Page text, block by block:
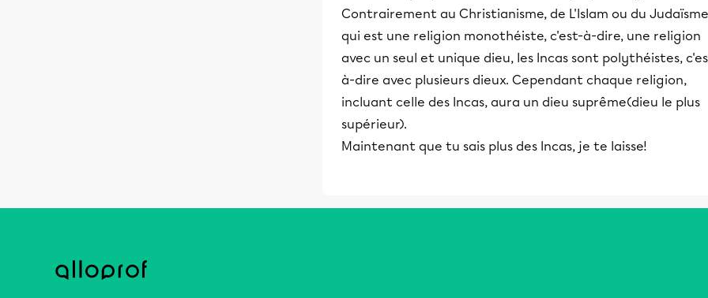
Contrairement au Christianisme, de L'Islam ou du Judaïsme
qui est une religion monothéiste, c'est-à-dire, une religion
avec un seul et unique dieu, les Incas sont polythéistes,
à-dire avec plusieurs dieux. Cependant chaque religion,
incluant celle des Incas, aura un dieu suprême(dieu le plus
supérieur).
Maintenant que tu sais plus des Incas, je te laisse!